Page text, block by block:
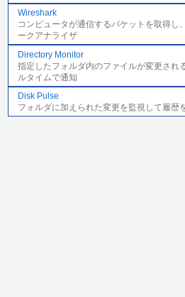
Wireshark
コンピュータが通信するパケットを取得し
ークアナライザ
Directory Monitor
指定したフォルダ内のファイルが変更され
ルタイムで通知
Disk Pulse
フォルダに加えられた変更を監視して履歴